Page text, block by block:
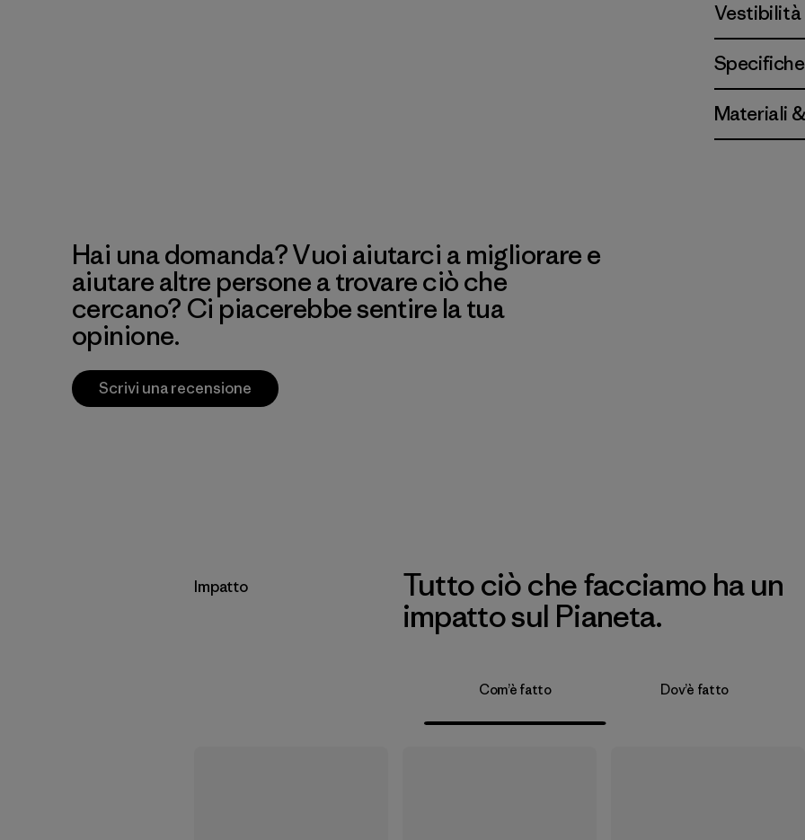
Vestibilità
Materiali
Hai una domanda? Vuoi aiutarci a migliorare e
aiutare altre persone a trovare ciò che
cercano? Ci piacerebbe sentire la tua
opinione.
Scrivi una recensione
Impatto
Tutto ciò che facciamo ha un
impatto sul Pianeta.
Com’è fatto Dov’è fatto